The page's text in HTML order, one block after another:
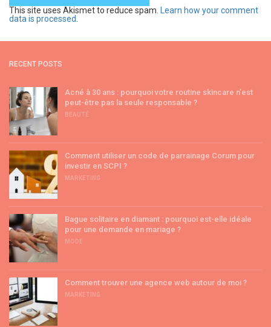
This site uses Akismet to reduce spam.
Learn how your comment
data is processed
RECENT POSTS
Acné à 30 ans : pourquoi votre routine skincare n’est
peut-être pas la seule responsable ?
BEAUTÉ
Comment utiliser un code de parrainage Corum pour
investir en SCPI ?
MARKETING
Bague solitaire en diamant : pourquoi est-elle idéale
pour une demande en mariage ?
MODE
Comment trouver une agence web autour de moi ?
MARKETING